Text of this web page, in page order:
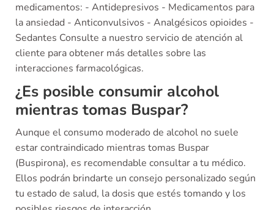
medicamentos: - Antidepresivos - Medicamentos para
la ansiedad - Anticonvulsivos - Analgésicos opioides -
Sedantes Consulte a nuestro servicio de atención al
cliente para obtener más detalles sobre las
interacciones farmacológicas.
¿Es posible consumir alcohol
mientras tomas Buspar?
Aunque el consumo moderado de alcohol no suele
estar contraindicado mientras tomas Buspar
(Buspirona), es recomendable consultar a tu médico.
Ellos podrán brindarte un consejo personalizado según
tu estado de salud, la dosis que estés tomando y los